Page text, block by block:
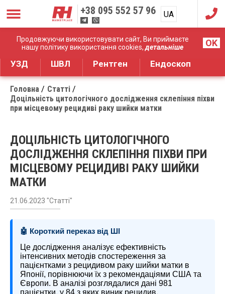
Продовжуючи використовувати сайт, Ви приймаєте
нашу політику використання cookies,детальніше OK
+38 095 552 57 96 UA
RU
Дистрибуція медичного обладнання
УЗД ШВЛ Рентген Ендоскоп
Головна
Статті
Доцільність цитологічного дослідження склепіння піхви
при місцевому рецидиві раку шийки матки
ДОЦІЛЬНІСТЬ ЦИТОЛОГІЧНОГО
ДОСЛІДЖЕННЯ СКЛЕПІННЯ ПІХВИ ПРИ
МІСЦЕВОМУ РЕЦИДИВІ РАКУ ШИЙКИ
МАТКИ
21.06.2023 "Статті"
🤖 Короткий переказ від ШІ
Це дослідження аналізує ефективність
інтенсивних методів спостереження за
пацієнтками з рецидивом раку шийки матки в
Японії, порівнюючи їх з рекомендаціями США та
Європи. В аналізі розглядалися дані 981
пацієнтки, у 84 з яких виник рецидив.